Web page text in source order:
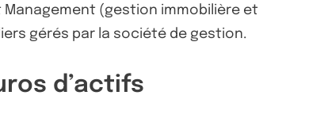
Management (gestion immobilière et
gérés par la société de gestion.
d’actifs